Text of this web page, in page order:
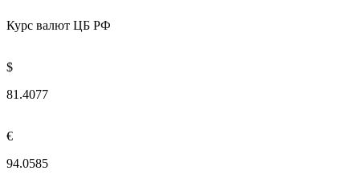
Курс валют ЦБ РФ
$
81.4077
€
94.0585